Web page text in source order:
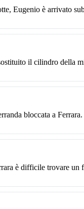
Eugenio è arrivato
il cilindro della
bloccata a
è difficile trovare